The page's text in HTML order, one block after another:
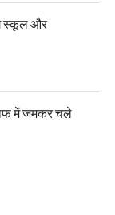
स्कूल और
में जमकर चले